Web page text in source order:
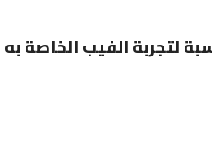
لتجربة الفيب الخاصة به